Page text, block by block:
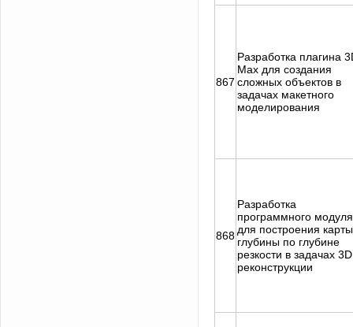
867
Разработка плагина
Max для создания
сложных объектов в
задачах макетного
моделирования
868
Разработка
программного модуля
для построения карты
глубины по глубине
резкости в задачах 3D
реконструкции